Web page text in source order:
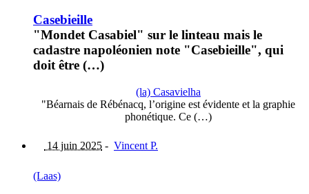
Casebieille
"Mondet Casabiel" sur le linteau mais le
cadastre napoléonien note "Casebieille", qui
doit être (…)
(la) Casavielha
"Béarnais de Rébénacq, l’origine est évidente et la graphie
phonétique. Ce (…)
14 juin 2025 - Vincent P.
(Laas)